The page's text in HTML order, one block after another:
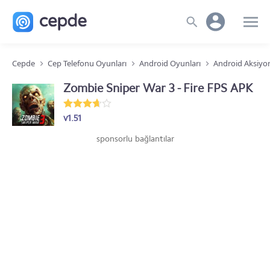
Cepde Cep Telefonu Oyunları Android Oyunları Android
Zombie Sniper War 3 - Fire FPS APK
v1.51
sponsorlu bağlantılar